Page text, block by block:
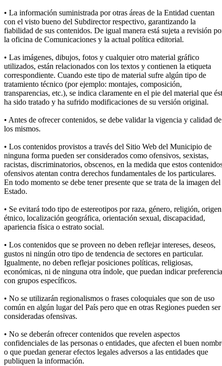
• La información suministrada por otras áreas de la Entidad cuentan
con el visto bueno del Subdirector respectivo, garantizando la
fiabilidad de sus contenidos. De igual manera está sujeta a revisión
la oficina de Comunicaciones y la actual política editorial.
• Las imágenes, dibujos, fotos y cualquier otro material gráfico
utilizados, están relacionados con los textos y contienen la etiqueta
correspondiente. Cuando este tipo de material sufre algún tipo de
tratamiento técnico (por ejemplo: montajes, composición,
transparencias, etc.), se indica claramente en el pie del material que
ha sido tratado y ha sufrido modificaciones de su versión original.
• Antes de ofrecer contenidos, se debe validar la vigencia y calidad de
los mismos.
• Los contenidos provistos a través del Sitio Web del Municipio de
ninguna forma pueden ser considerados como ofensivos, sexistas,
racistas, discriminatorios, obscenos, en la medida que estos
ofensivos atentan contra derechos fundamentales de los particulares.
En todo momento se debe tener presente que se trata de la imagen del
Estado.
• Se evitará todo tipo de estereotipos por raza, género, religión, origen
étnico, localización geográfica, orientación sexual, discapacidad,
apariencia física o estrato social.
• Los contenidos que se proveen no deben reflejar intereses, deseos,
gustos ni ningún otro tipo de tendencia de sectores en particular.
Igualmente, no deben reflejar posiciones políticas, religiosas,
económicas, ni de ninguna otra índole, que puedan indicar
con grupos específicos.
• No se utilizarán regionalismos o frases coloquiales que son de uso
común en algún lugar del País pero que en otras Regiones pueden ser
consideradas ofensivas.
• No se deberán ofrecer contenidos que revelen aspectos
confidenciales de las personas o entidades, que afecten el buen
o que puedan generar efectos legales adversos a las entidades que
publiquen la información.